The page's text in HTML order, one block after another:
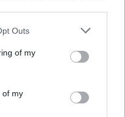
uses one or more Google
You may click to
its third-party tags to
in below Google
Outs
of my
of my
causas, síntomas